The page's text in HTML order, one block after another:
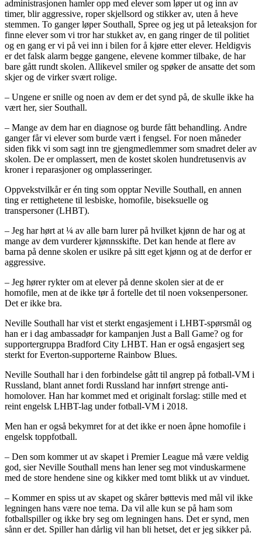
administrasjonen hamler opp med elever som løper ut og inn av
timer, blir aggressive, roper skjellsord og stikker av, uten å heve
stemmen. To ganger løper Southall, Spree og jeg ut på leteaksjon for
finne elever som vi tror har stukket av, en gang ringer de til politiet
og en gang er vi på vei inn i bilen for å kjøre etter elever. Heldigvis
er det falsk alarm begge gangene, elevene kommer tilbake, de har
bare gått rundt skolen. Allikevel smiler og spøker de ansatte det som
skjer og de virker svært rolige.
– Ungene er snille og noen av dem er det synd på, de skulle ikke ha
vært her, sier Southall.
– Mange av dem har en diagnose og burde fått behandling. Andre
ganger får vi elever som burde vært i fengsel. For noen måneder
siden fikk vi som sagt inn tre gjengmedlemmer som smadret deler av
skolen. De er omplassert, men de kostet skolen hundretusenvis av
kroner i reparasjoner og omplasseringer.
Oppvekstvilkår er én ting som opptar Neville Southall, en annen
ting er rettighetene til lesbiske, homofile, biseksuelle og
transpersoner (LHBT).
– Jeg har hørt at ¼ av alle barn lurer på hvilket kjønn de har og at
mange av dem vurderer kjønnsskifte. Det kan hende at flere av
barna på denne skolen er usikre på sitt eget kjønn og at de derfor er
aggressive.
– Jeg hører rykter om at elever på denne skolen sier at de er
homofile, men at de ikke tør å fortelle det til noen voksenpersoner.
Det er ikke bra.
Neville Southall har vist et sterkt engasjement i LHBT-spørsmål og
han er i dag ambassadør for kampanjen Just a Ball Game? og for
supportergruppa Bradford City LHBT. Han er også engasjert seg
sterkt for Everton-supporterne Rainbow Blues.
Neville Southall har i den forbindelse gått til angrep på fotball-VM i
Russland, blant annet fordi Russland har innført strenge anti-
homolover. Han har kommet med et originalt forslag: stille med et
reint engelsk LHBT-lag under fotball-VM i 2018.
Men han er også bekymret for at det ikke er noen åpne homofile i
engelsk toppfotball.
– Den som kommer ut av skapet i Premier League må være veldig
god, sier Neville Southall mens han lener seg mot vinduskarmene
med de store hendene sine og kikker med tomt blikk ut av vinduet.
– Kommer en spiss ut av skapet og skårer bøttevis med mål vil ikke
legningen hans være noe tema. Da vil alle kun se på ham som
fotballspiller og ikke bry seg om legningen hans. Det er synd, men
sånn er det. Spiller han dårlig vil han bli hetset, det er jeg sikker på.